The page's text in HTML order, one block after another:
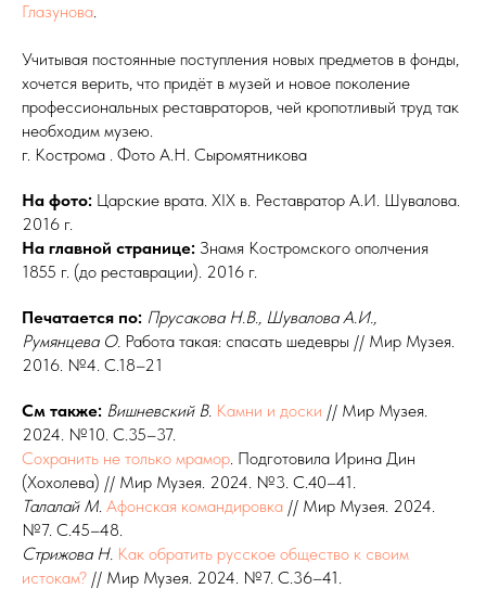
Глазунова.
Учитывая постоянные поступления новых предметов в фонды,
хочется верить, что придёт в музей и новое поколение
профессиональных реста­враторов, чей кропотливый труд так
необходим музею.
г. Кострома . Фото А.Н. Сыромятникова
На фото: Царские врата. XIX в. Реставратор А.И. Шувалова.
2016 г.
На главной странице: Знамя Костромского ополчения
1855 г. (до реставрации). 2016 г.
Печатается по: Прусакова Н.В., Шувалова А.И.,
Румянцева О. Работа такая: спасать шедевры // Мир Музея.
2016. №4. С.18–21
См также: Вишневский В. Камни и доски // Мир Музея.
2024. №10. С.35–37.
Сохранить не только мрамор. Подготовила Ирина Дин
(Хохолева) // Мир Музея. 2024. №3. С.40–41.
Талалай М. Афонская командировка // Мир Музея. 2024.
№7. С.45–48.
Стрижова Н. Как обратить русское общество к своим
истокам? // Мир Музея. 2024. №7. С.36–41.